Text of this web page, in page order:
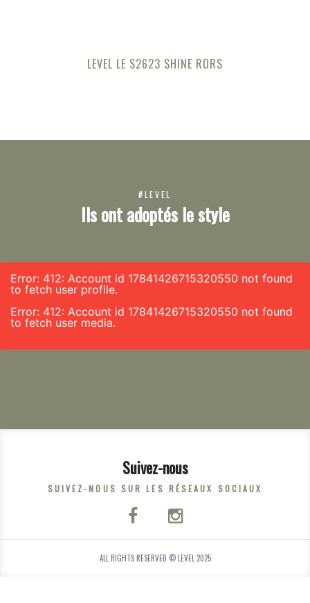
LEVEL LE S2623 SHINE RORS
#LEVEL
Ils ont adoptés le style
Error: 412: Account id 17841426715320550 not found
to fetch user profile.
Error: 412: Account id 17841426715320550 not found
to fetch user media.
Suivez-nous
SUIVEZ-NOUS SUR LES RÉSEAUX SOCIAUX
ALL RIGHTS RESERVED © LEVEL 2025